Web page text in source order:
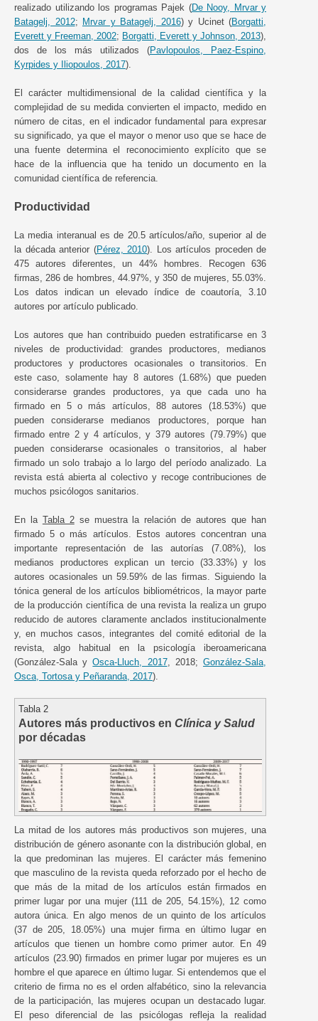
realizado utilizando los programas Pajek (De Nooy, Mrvar y
Batagelj, 2012; Mrvar y Batagelj, 2016) y Ucinet (Borgatti,
Everett y Freeman, 2002; Borgatti, Everett y Johnson, 2013),
dos de los más utilizados (Pavlopoulos, Paez-Espino,
Kyrpides y Iliopoulos, 2017).
El carácter multidimensional de la calidad científica y la
complejidad de su medida convierten el impacto, medido en
número de citas, en el indicador fundamental para expresar
su significado, ya que el mayor o menor uso que se hace de
una fuente determina el reconocimiento explícito que se
hace de la influencia que ha tenido un documento en la
comunidad científica de referencia.
Productividad
La media interanual es de 20.5 artículos/año, superior al de
la década anterior (Pérez, 2010). Los artículos proceden de
475 autores diferentes, un 44% hombres. Recogen 636
firmas, 286 de hombres, 44.97%, y 350 de mujeres, 55.03%.
Los datos indican un elevado índice de coautoría, 3.10
autores por artículo publicado.
Los autores que han contribuido pueden estratificarse en 3
niveles de productividad: grandes productores, medianos
productores y productores ocasionales o transitorios. En
este caso, solamente hay 8 autores (1.68%) que pueden
considerarse grandes productores, ya que cada uno ha
firmado en 5 o más artículos, 88 autores (18.53%) que
pueden considerarse medianos productores, porque han
firmado entre 2 y 4 artículos, y 379 autores (79.79%) que
pueden considerarse ocasionales o transitorios, al haber
firmado un solo trabajo a lo largo del período analizado. La
revista está abierta al colectivo y recoge contribuciones de
muchos psicólogos sanitarios.
En la Tabla 2se muestra la relación de autores que han
firmado 5 o más artículos. Estos autores concentran una
importante representación de las autorías (7.08%), los
medianos productores explican un tercio (33.33%) y los
autores ocasionales un 59.59% de las firmas. Siguiendo la
tónica general de los artículos bibliométricos, la mayor parte
de la producción científica de una revista la realiza un grupo
reducido de autores claramente anclados institucionalmente
y, en muchos casos, integrantes del comité editorial de la
revista, algo habitual en la psicología iberoamericana
(González-Sala yOsca-Lluch, 2017, 2018;González-Sala,
Osca, Tortosa y Peñaranda, 2017).
Tabla 2
Autores más productivos en Clínica y Salud
por décadas
La mitad de los autores más productivos son mujeres, una
distribución de género asonante con la distribución global, en
la que predominan las mujeres. El carácter más femenino
que masculino de la revista queda reforzado por el hecho de
que más de la mitad de los artículos están firmados en
primer lugar por una mujer (111 de 205, 54.15%), 12 como
autora única. En algo menos de un quinto de los artículos
(37 de 205, 18.05%) una mujer firma en último lugar en
artículos que tienen un hombre como primer autor. En 49
artículos (23.90) firmados en primer lugar por mujeres es un
hombre el que aparece en último lugar. Si entendemos que el
criterio de firma no es el orden alfabético, sino la relevancia
de la participación, las mujeres ocupan un destacado lugar.
El peso diferencial de las psicólogas refleja la realidad